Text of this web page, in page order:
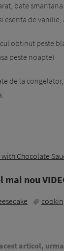
bate
esenta de
obtinut peste
peste noapte)
de la
with Chocolate
mai nou
articol,